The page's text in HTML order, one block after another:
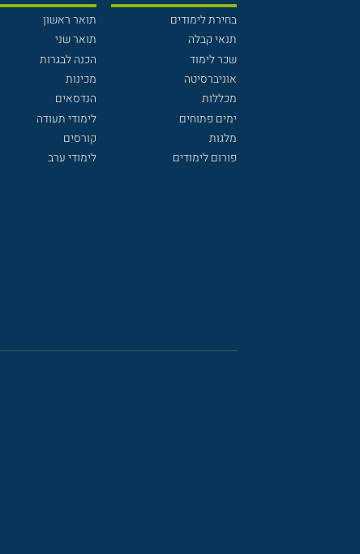
בחירת לימודים
תנאי קבלה
שכר לימוד
אוניברסיטה
מכללות
ימים פתוחים
מלגות
פורום לימודים
תואר ראשון
תואר שני
הכנה לבגרות
מכינות
הנדסאים
לימודי תעודה
קורסים
לימודי ערב